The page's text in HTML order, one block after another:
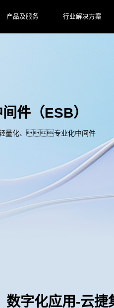
产品及服务 行业解决方案
件（ESB）
轻量化、专业化中间件
数字化应用-云捷